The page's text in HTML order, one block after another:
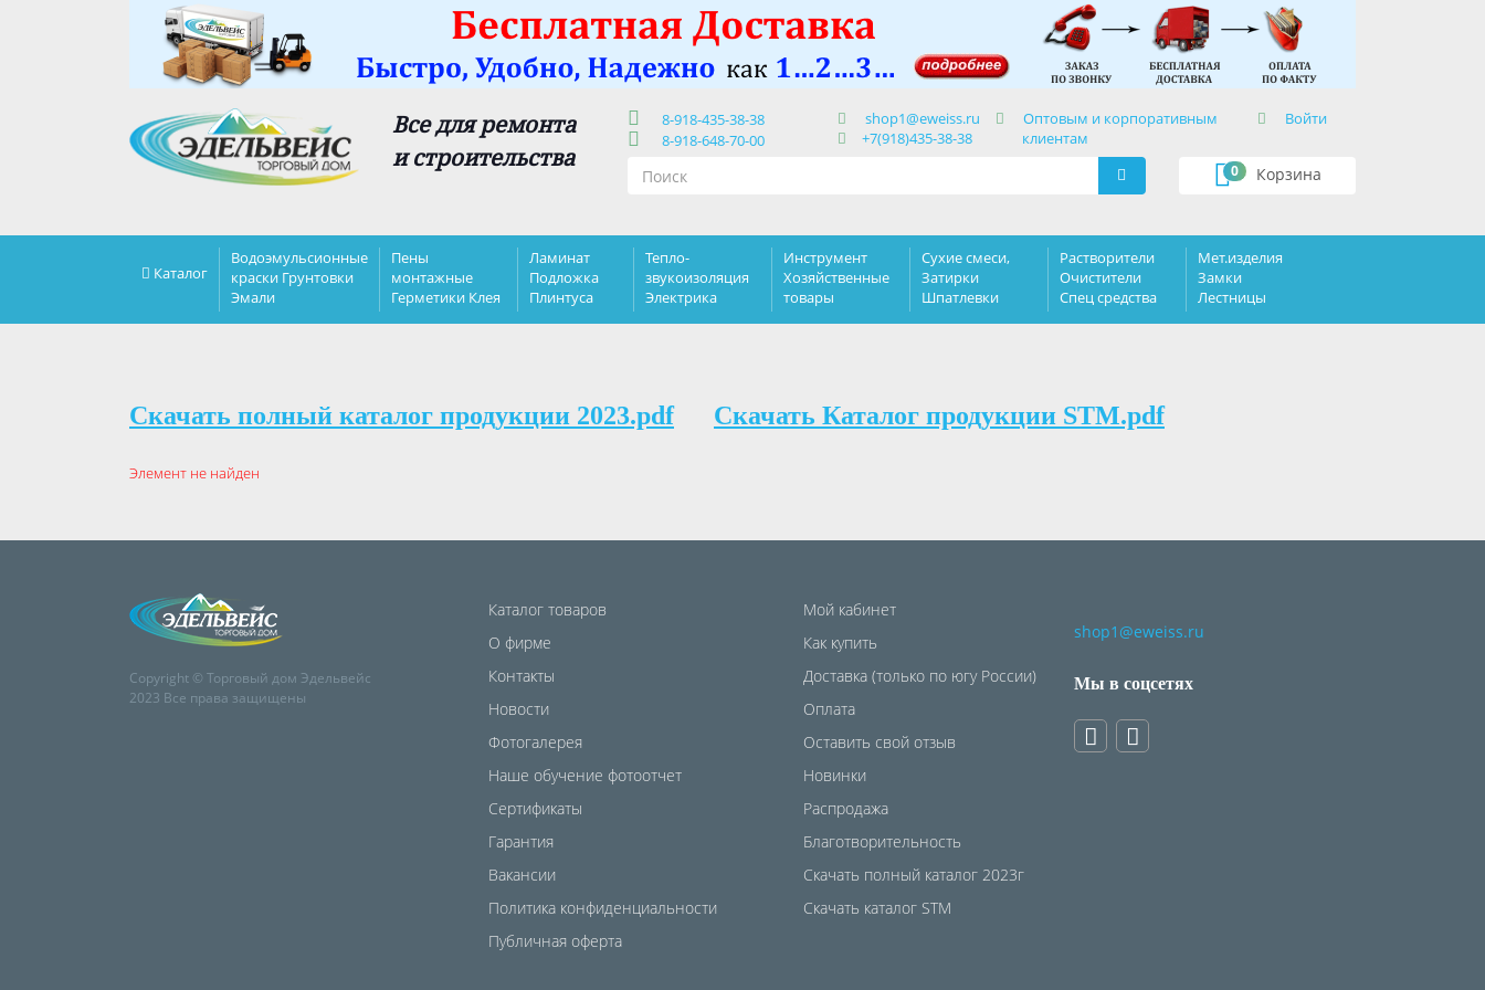
Все для ремонта
и строительства
8-918-435-38-38
8-918-648-70-00
shop1@eweiss.ru
+7(918)435-38-38
Оптовым и корпоративным
клиентам
Войти
Корзина
0
Каталог
Водоэмульсионные
краски Грунтовки
Эмали
Пены
монтажные
Герметики Клея
Ламинат
Подложка
Плинтуса
Тепло-
звукоизоляция
Электрика
Инструмент
Хозяйственные
товары
Сухие смеси,
Затирки
Шпатлевки
Растворители
Очистители
Спец средства
Мет.изделия
Замки
Лестницы
Скачать полный каталог продукции 2023.pdf Скачать Каталог продукции STM.pdf
Элемент не найден
Copyright © Торговый дом Эдельвейс
2023 Все права защищены
Каталог товаров
О фирме
Контакты
Новости
Фотогалерея
Наше обучение фотоотчет
Сертификаты
Гарантия
Вакансии
Политика конфиденциальности
Публичная оферта
Мой кабинет
Как купить
Доставка (только по югу России)
Оплата
Оставить свой отзыв
Новинки
Распродажа
Благотворительность
Скачать полный каталог 2023г
Скачать каталог STM
shop1@eweiss.ru
Мы в соцсетях